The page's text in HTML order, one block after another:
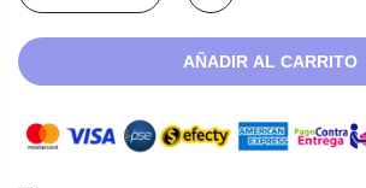
AÑADIR AL CARRITO